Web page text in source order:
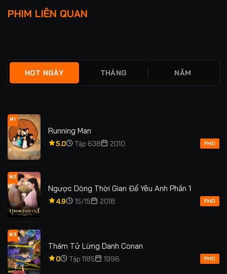
PHIM LIÊN QUAN
QUÝ CÔNG TỬ
HOT NGÀY THÁNG NĂM
#1
Running Man
5.0 Tập 638 2010 FHD
#2
Ngược Dòng Thời Gian Để Yêu Anh Phần 1
4.9 15/15 2018 FHD
#3
Thám Tử Lừng Danh Conan
0 Tập 1185 1996 FHD